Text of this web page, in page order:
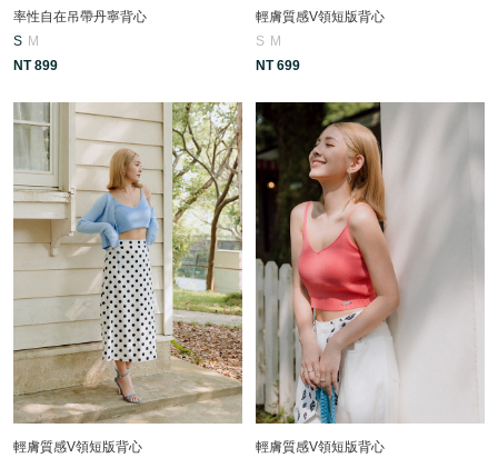
率性自在吊帶丹寧背心
S M
NT 899
輕膚質感V領短版背心
S M
NT 699
輕膚質感V領短版背心
輕膚質感V領短版背心